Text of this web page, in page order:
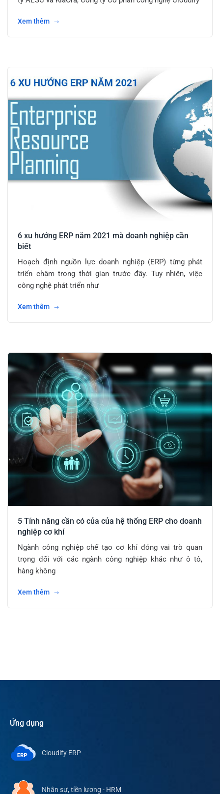
Xem thêm
6 xu hướng ERP năm 2021 mà doanh nghiệp cần
biết
Hoạch định nguồn lực doanh nghiệp (ERP) từng phát
triển chậm trong thời gian trước đây. Tuy nhiên, việc
công nghệ phát triển như
Xem thêm
5 Tính năng cần có của của hệ thống ERP cho doanh
nghiệp cơ khí
Ngành công nghiệp chế tạo cơ khí đóng vai trò quan
trọng đối với các ngành công nghiệp khác như ô tô,
hàng không
Xem thêm
Ứng dụng
Cloudify ERP
Nhân sự, tiền lương - HRM